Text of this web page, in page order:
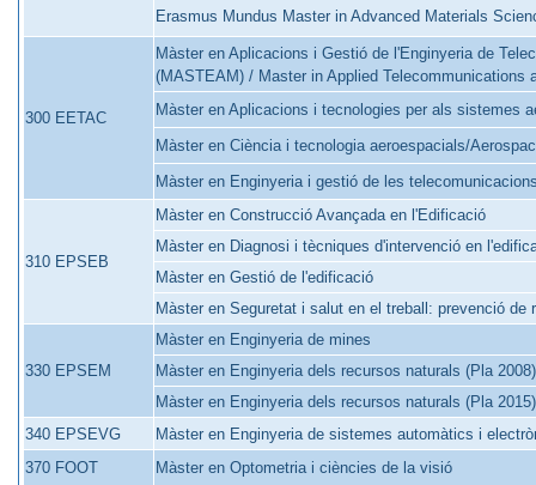
Erasmus Mundus Master in Advanced Materials
300 EETAC
Màster en Aplicacions i Gestió de l'Enginyeria de
(MASTEAM) / Master in Applied Telecommunications
Màster en Aplicacions i tecnologies per als sistemes
Màster en Ciència i tecnologia aeroespacials/
Màster en Enginyeria i gestió de les
310 EPSEB
Màster en Construcció Avançada en l'Edificació
Màster en Diagnosi i tècniques d'intervenció en
Màster en Gestió de l'edificació
Màster en Seguretat i salut en el treball: prevenció de
330 EPSEM
Màster en Enginyeria de mines
Màster en Enginyeria dels recursos naturals (Pla 2008)
Màster en Enginyeria dels recursos naturals (Pla 2015)
340 EPSEVG
Màster en Enginyeria de sistemes automàtics i
370 FOOT
Màster en Optometria i ciències de la visió